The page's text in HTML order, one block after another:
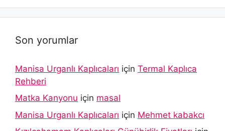
Son yorumlar
Manisa Urganlı Kaplıcaları için Termal Kaplıca
Rehberi
Matka Kanyonu için masal
Manisa Urganlı Kaplıcaları için Mehmet kabakcı